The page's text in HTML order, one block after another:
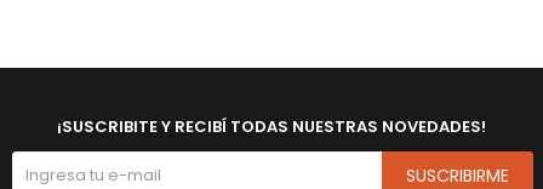
¡SUSCRIBITE Y RECIBÍ TODAS NUESTRAS NOVEDADES!
SUSCRIBIRME